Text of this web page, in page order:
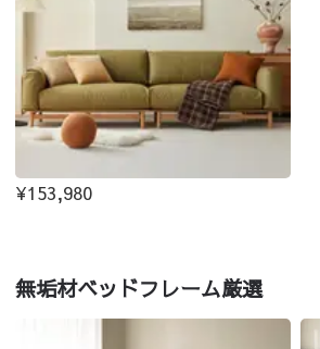
¥153,980
無垢材ベッドフレーム厳選